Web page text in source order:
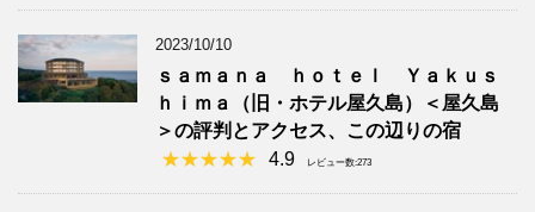
2023/10/10
ｓａｍａｎａ ｈｏｔｅｌ Ｙａｋｕｓ
ｈｉｍａ（旧・ホテル屋久島）＜屋久島
＞の評判とアクセス、この辺りの宿
4.9
レビュー数:273